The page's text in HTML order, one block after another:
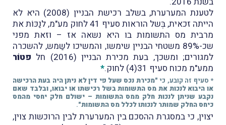
לטענת
המערערת, בשלב רכישת הבניין (2008) היא לא
הייתה זכאית, בְּשל הוראות סעיף 41 לחוק מע"מ, לנַכּוֹת את
מרבית מס התשומות בו היא נשאה אז – וזאת מפני
שכ-89% משטחי הבניין שימשו, והמשיכו לשַמש, להשכרה
למגורים; ומשכך, בעת מכירת הבניין (2016) חל
פטוֹר
ממע"מ מכוח סעיף 31(4) לחוק.
*
* סעיף זה קובע, כי "מכירת נכס שעל פי דין לא ניתן היה בעת הרכישה
או היבוא לנכות את מס התשומות בשל רכישתו או יבואו, ובלבד שאם
נקבע שניתן לנכות חלק ממס התשומות – ישולם חלק יחסי מהמס
כיחס החלק שמותר לנכותו לכלל מס התשומות".
יצוין, כי במסגרת ההסכם בין המערערת לבין הרוכשות צוין,